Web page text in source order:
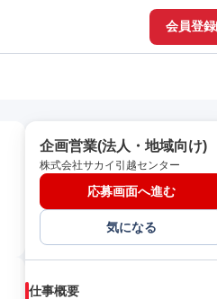
会員登録
企画営業(法人・地域向け)
株式会社サカイ引越センター
応募画面へ進む
気になる
仕事概要